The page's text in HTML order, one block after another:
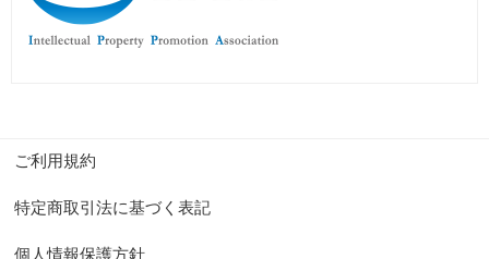
ご利用規約
特定商取引法に基づく表記
個人情報保護方針